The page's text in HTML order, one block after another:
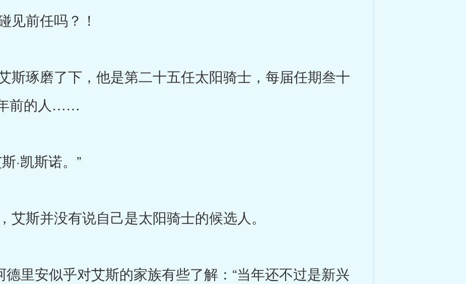
前任吗？！
琢磨了下，他是第二十五任太阳骑士，每届任期叁十
前的人……
·凯斯诺。”
斯并没有说自己是太阳骑士的候选人。
德里安似乎对艾斯的家族有些了解：“当年还不过是新兴